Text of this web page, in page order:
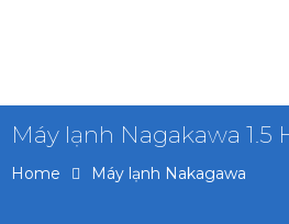
Máy lạnh Nagakawa 1.5
Home Máy lạnh Nakagawa